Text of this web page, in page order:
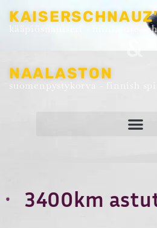
kääpiösnautseri - miniature
NAALASTON
suomenpystykorva - finnish
3400km